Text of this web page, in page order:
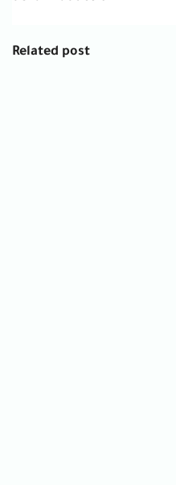
Related post